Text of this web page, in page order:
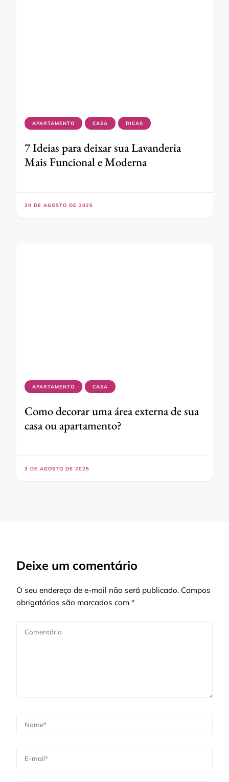
APARTAMENTO CASA DICAS
7 Ideias para deixar sua Lavanderia
Mais Funcional e Moderna
20 DE AGOSTO DE 2025
APARTAMENTO CASA
Como decorar uma área externa de sua
casa ou apartamento?
3 DE AGOSTO DE 2025
Deixe um comentário
O seu endereço de e-mail não será publicado. Campos
obrigatórios são marcados com *